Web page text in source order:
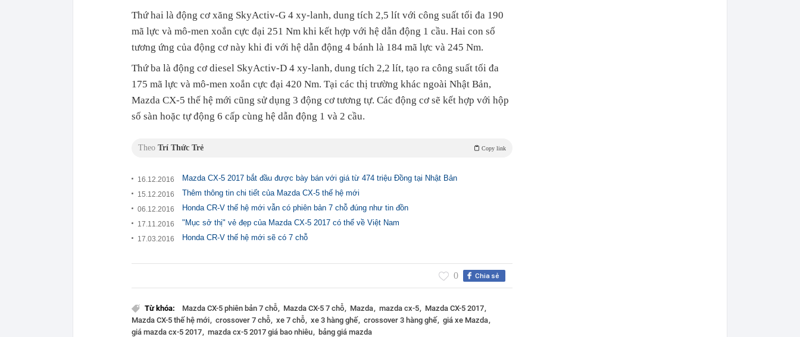
Thứ hai là động cơ xăng SkyActiv-G 4 xy-lanh, dung tích 2,5 lít với công suất tối đa 190
mã lực và mô-men xoắn cực đại 251 Nm khi kết hợp với hệ dẫn động 1 cầu. Hai con số
tương ứng của động cơ này khi đi với hệ dẫn động 4 bánh là 184 mã lực và 245 Nm.
Thứ ba là động cơ diesel SkyActiv-D 4 xy-lanh, dung tích 2,2 lít, tạo ra công suất tối đa
175 mã lực và mô-men xoắn cực đại 420 Nm. Tại các thị trường khác ngoài Nhật Bản,
Mazda CX-5 thế hệ mới cũng sử dụng 3 động cơ tương tự. Các động cơ sẽ kết hợp với hộp
số sàn hoặc tự động 6 cấp cùng hệ dẫn động 1 và 2 cầu.
Theo Trí Thức Trẻ Copy link
16.12.2016 Mazda CX-5 2017 bắt đầu được bày bán với giá từ 474 triệu Đồng tại Nhật Bản
15.12.2016 Thêm thông tin chi tiết của Mazda CX-5 thế hệ mới
06.12.2016 Honda CR-V thế hệ mới vẫn có phiên bản 7 chỗ đúng như tin đồn
17.11.2016 "Mục sở thị" vẻ đẹp của Mazda CX-5 2017 có thể về Việt Nam
17.03.2016 Honda CR-V thế hệ mới sẽ có 7 chỗ
Chia sẻ
0
Từ khóa: Mazda CX-5 phiên bản 7 chỗ Mazda CX-5 7 chỗ Mazda mazda cx-5 Mazda CX-5 2017
Mazda CX-5 thế hệ mới crossover 7 chỗ xe 7 chỗ xe 3 hàng ghế crossover 3 hàng ghế giá xe Mazda
giá mazda cx-5 2017 mazda cx-5 2017 giá bao nhiêu bảng giá mazda